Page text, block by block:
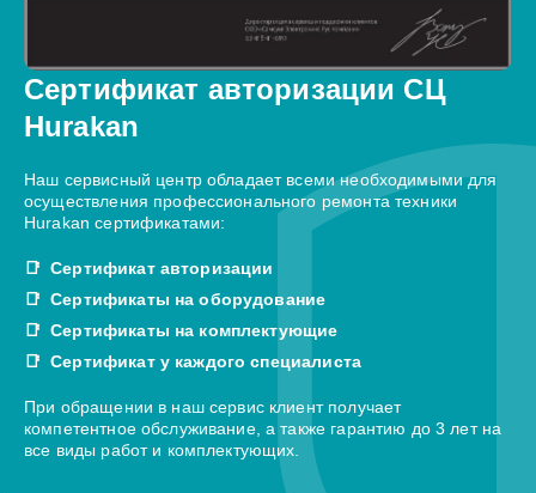
Сертификат авторизации СЦ
Hurakan
Наш сервисный центр обладает всеми необходимыми для
осуществления профессионального ремонта техники
Hurakan сертификатами:
Сертификат авторизации
Сертификаты на оборудование
Сертификаты на комплектующие
Сертификат у каждого специалиста
При обращении в наш сервис клиент получает
компетентное обслуживание, а также гарантию до 3 лет на
все виды работ и комплектующих.